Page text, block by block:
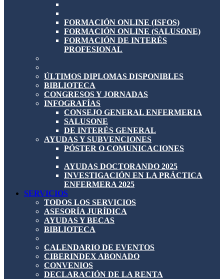
FORMACIÓN ONLINE (ISFOS)
FORMACIÓN ONLINE (SALUSONE)
FORMACIÓN DE INTERÉS
PROFESIONAL
ÚLTIMOS DIPLOMAS DISPONIBLES
BIBLIOTECA
CONGRESOS Y JORNADAS
INFOGRAFÍAS
CONSEJO GENERAL ENFERMERIA
SALUSONE
DE INTERÉS GENERAL
AYUDAS Y SUBVENCIONES
PÓSTER O COMUNICACIONES
AYUDAS DOCTORANDO 2025
INVESTIGACIÓN EN LA PRÁCTICA
ENFERMERA 2025
SERVICIOS
TODOS LOS SERVICIOS
ASESORÍA JURÍDICA
AYUDAS Y BECAS
BIBLIOTECA
CALENDARIO DE EVENTOS
CIBERINDEX ABONADO
CONVENIOS
DECLARACIÓN DE LA RENTA